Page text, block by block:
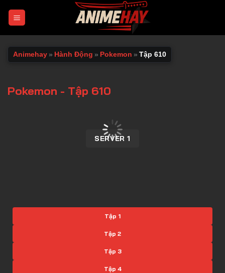
Animehay » Hành Động » Pokemon » Tập 610
Pokemon - Tập 610
SERVER 1
Tập 1
Tập 2
Tập 3
Tập 4